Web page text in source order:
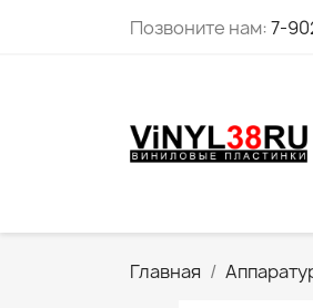
Позвоните нам:7-
Главная